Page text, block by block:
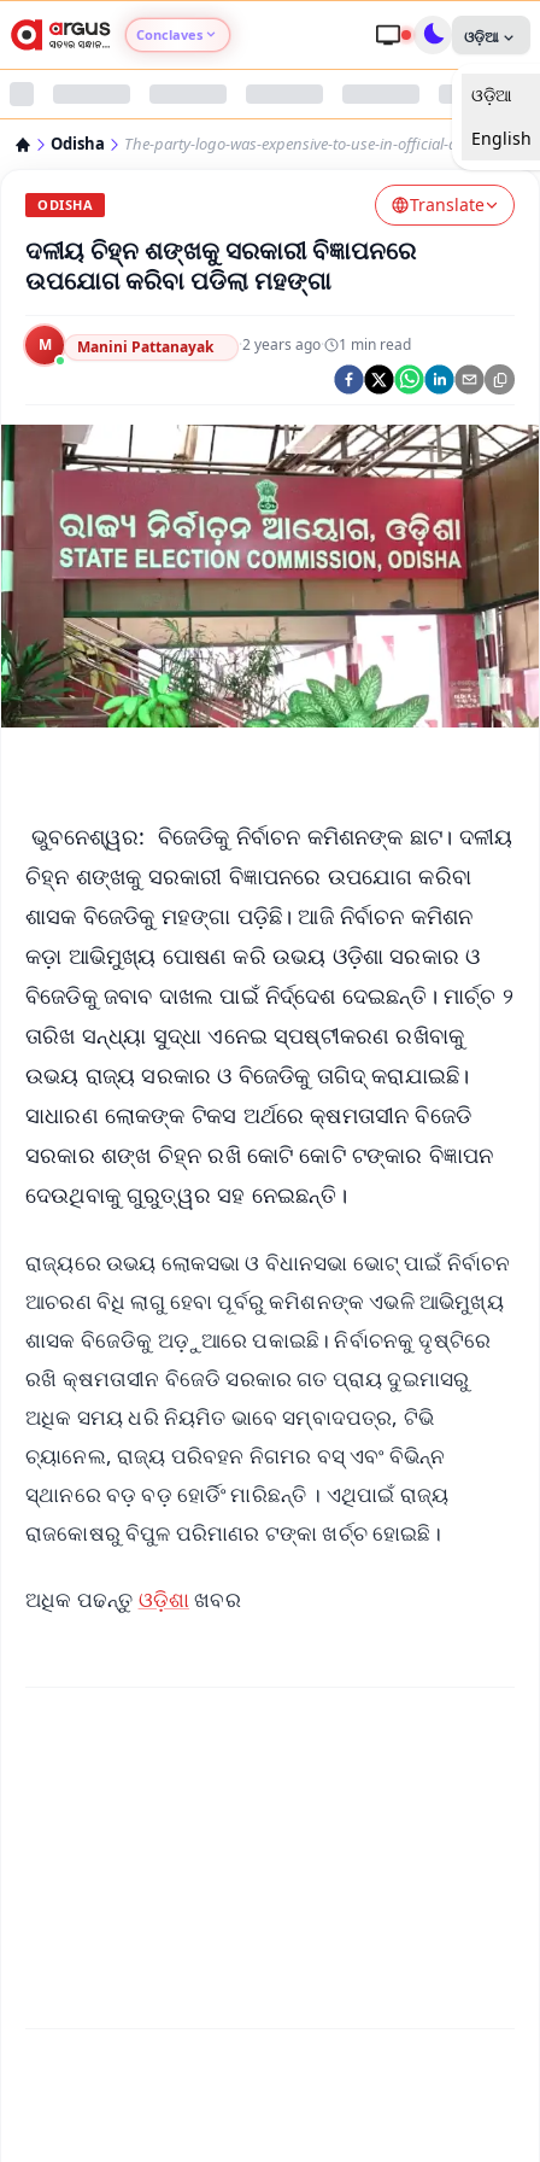
Conclaves
Argus Nari Shakti
Argus Health Connect
Argus Swaad Odisha
ଓଡ଼ିଆ
ଓଡ଼ିଆ
English
Odisha The-party-logo-was-expensive-to-use-in-official-advertising
ODISHA Translate
ଦଳୀୟ ଚିହ୍ନ ଶଙ୍ଖକୁ ସରକାରୀ ବିଜ୍ଞାପନରେ
ଉପଯୋଗ କରିବା ପଡିଲା ମହଙ୍ଗା
M Manini Pattanayak ·2 years ago· 1 min read
ଭୁବନେଶ୍ୱର: ବିଜେଡିକୁ ନିର୍ବାଚନ କମିଶନଙ୍କ ଛାଟ। ଦଳୀୟ
ଚିହ୍ନ ଶଙ୍ଖକୁ ସରକାରୀ ବିଜ୍ଞାପନରେ ଉପଯୋଗ କରିବା
ଶାସକ ବିଜେଡିକୁ ମହଙ୍ଗା ପଡ଼ିଛି। ଆଜି ନିର୍ବାଚନ କମିଶନ
କଡ଼ା ଆଭିମୁଖ୍ୟ ପୋଷଣ କରି ଉଭୟ ଓଡ଼ିଶା ସରକାର ଓ
ବିଜେଡିକୁ ଜବାବ ଦାଖଲ ପାଇଁ ନିର୍ଦ୍ଦେଶ ଦେଇଛନ୍ତି। ମାର୍ଚ୍ଚ ୨
ତାରିଖ ସନ୍ଧ୍ୟା ସୁଦ୍ଧା ଏନେଇ ସ୍ପଷ୍ଟୀକରଣ ରଖିବାକୁ
ଉଭୟ ରାଜ୍ୟ ସରକାର ଓ ବିଜେଡିକୁ ତାଗିଦ୍ କରାଯାଇଛି।
ସାଧାରଣ ଲୋକଙ୍କ ଟିକସ ଅର୍ଥରେ କ୍ଷମତାସୀନ ବିଜେଡି
ସରକାର ଶଙ୍ଖ ଚିହ୍ନ ରଖି କୋଟି କୋଟି ଟଙ୍କାର ବିଜ୍ଞାପନ
ଦେଉଥିବାକୁ ଗୁରୁତ୍ୱର ସହ ନେଇଛନ୍ତି।
ରାଜ୍ୟରେ ଉଭୟ ଲୋକସଭା ଓ ବିଧାନସଭା ଭୋଟ୍ ପାଇଁ ନିର୍ବାଚନ
ଆଚରଣ ବିଧି ଲାଗୁ ହେବା ପୂର୍ବରୁ କମିଶନଙ୍କ ଏଭଳି ଆଭିମୁଖ୍ୟ
ଶାସକ ବିଜେଡିକୁ ଅଡ଼ୁଆରେ ପକାଇଛି। ନିର୍ବାଚନକୁ ଦୃଷ୍ଟିରେ
ରଖି କ୍ଷମତାସୀନ ବିଜେଡି ସରକାର ଗତ ପ୍ରାୟ ଦୁଇମାସରୁ
ଅଧିକ ସମୟ ଧରି ନିୟମିତ ଭାବେ ସମ୍ବାଦପତ୍ର, ଟିଭି
ଚ୍ୟାନେଲ, ରାଜ୍ୟ ପରିବହନ ନିଗମର ବସ୍ ଏବଂ ବିଭିନ୍ନ
ସ୍ଥାନରେ ବଡ଼ ବଡ଼ ହୋର୍ଡିଂ ମାରିଛନ୍ତି । ଏଥିପାଇଁ ରାଜ୍ୟ
ରାଜକୋଷରୁ ବିପୁଳ ପରିମାଣର ଟଙ୍କା ଖର୍ଚ୍ଚ ହୋଇଛି।
ଅଧିକ ପଢନ୍ତୁ ଓଡ଼ିଶା ଖବର